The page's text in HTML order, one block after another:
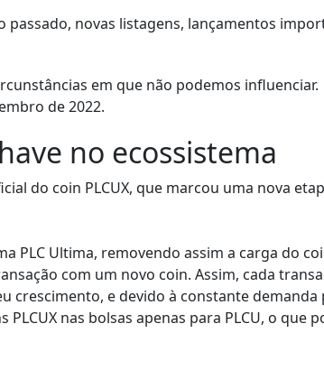
novas listagens, lançamentos
em que não podemos influenciar.
de 2022.
no ecossistema
do coin PLCUX, que marcou uma nova
PLC Ultima, removendo assim a carga do
com um novo coin. Assim, cada
crescimento, e devido à constante demanda
nas bolsas apenas para PLCU, o que